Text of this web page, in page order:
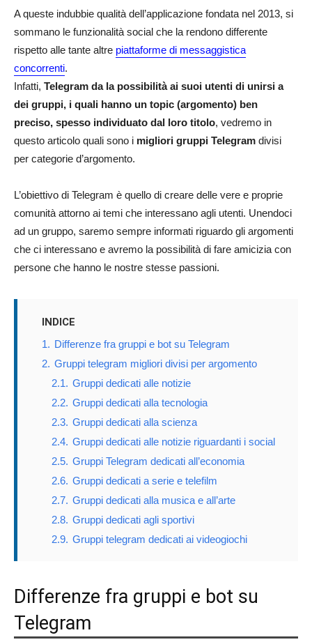
A queste indubbie qualità dell’applicazione fondata nel 2013, si
sommano le funzionalità social che la rendono differente
rispetto alle tante altre piattaforme di messaggistica
concorrenti.
Infatti, Telegram da la possibilità ai suoi utenti di unirsi a
dei gruppi, i quali hanno un topic (argomento) ben
preciso, spesso individuato dal loro titolo, vedremo in
questo articolo quali sono i migliori gruppi Telegram divisi
per categorie d’argomento.
L’obiettivo di Telegram è quello di creare delle vere e proprie
comunità attorno ai temi che interessano agli utenti. Unendoci
ad un gruppo, saremo sempre informati riguardo gli argomenti
che ci interessano e avremo la possibilità di fare amicizia con
persone che hanno le nostre stesse passioni.
INDICE
1. Differenze fra gruppi e bot su Telegram
2. Gruppi telegram migliori divisi per argomento
2.1. Gruppi dedicati alle notizie
2.2. Gruppi dedicati alla tecnologia
2.3. Gruppi dedicati alla scienza
2.4. Gruppi dedicati alle notizie riguardanti i social
2.5. Gruppi Telegram dedicati all’economia
2.6. Gruppi dedicati a serie e telefilm
2.7. Gruppi dedicati alla musica e all’arte
2.8. Gruppi dedicati agli sportivi
2.9. Gruppi telegram dedicati ai videogiochi
Differenze fra gruppi e bot su
Telegram